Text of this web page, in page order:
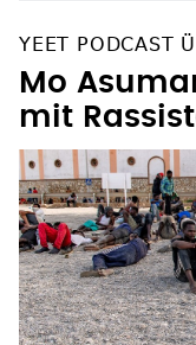
YEET PODCAST
Mo
mit